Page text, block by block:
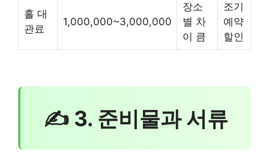
홀 대
관료
1,000,000~3,000,000
장소
별 차
이 큼
조기
예약
할인
✍ 3. 준비물과 서류